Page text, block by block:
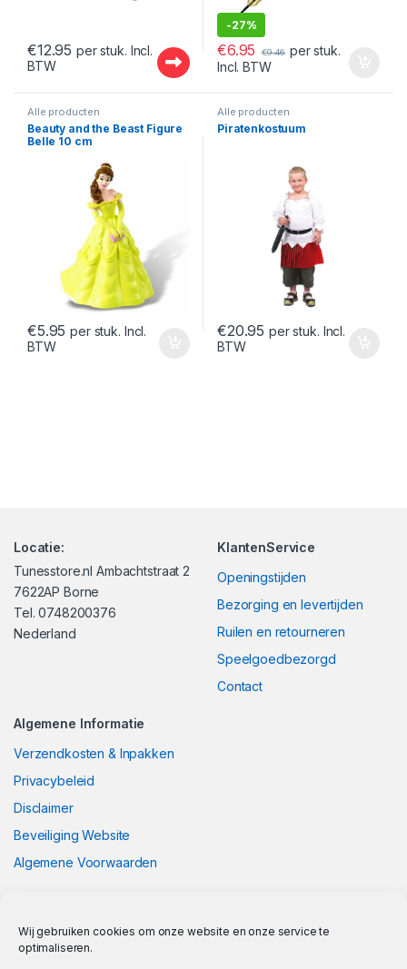
Wij gebruiken cookies om onze website en onze service te
optimaliseren.
€12.95 per stuk. Incl.
BTW
-27%
€6.95 €9.46 per stuk.
Incl. BTW
Alle producten
Beauty and the Beast Figure
Belle 10 cm
€5.95 per stuk. Incl.
BTW
Alle producten
Piratenkostuum
€20.95 per stuk. Incl.
BTW
Locatie:
Tunesstore.nl Ambachtstraat 2
7622AP Borne
Tel. 0748200376
Nederland
KlantenService
Openingstijden
Bezorging en levertijden
Ruilen en retourneren
Speelgoedbezorgd
Contact
Algemene Informatie
Verzendkosten & Inpakken
Privacybeleid
Disclaimer
Beveiliging Website
Algemene Voorwaarden